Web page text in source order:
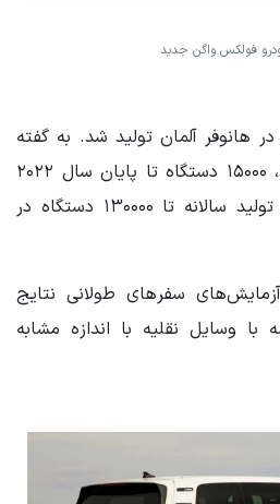
فولکس واگن جدید
هانوفر آلمان تولید شد. به گفته
فولکس واگن، برنامه تولید، ۱۵۰۰۰ دستگاه تا پایان سال ۲۰۲۲
و سپس به‌تدریج افزایش تولید سالانه تا ۱۳۰۰۰۰ دستگاه در
سفرهای طولانی نتایج
وسایل نقلیه با اندازه مشابه